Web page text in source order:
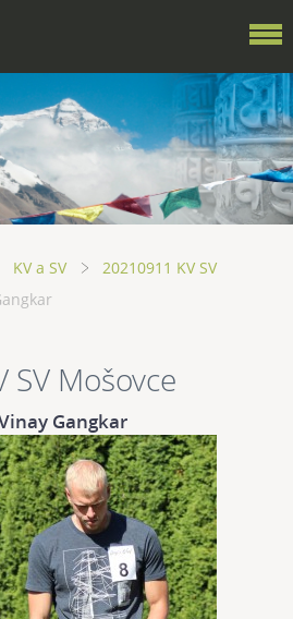
KV a SV
20210911 KV SV
SV Mošovce
Gangkar